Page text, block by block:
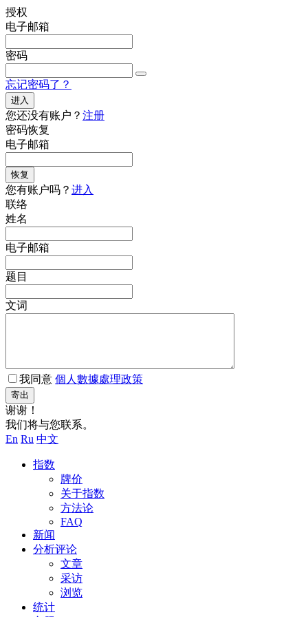
授权
电子邮箱
密码
忘记密码了？
进入
您还没有账户？ 注册
密码恢复
电子邮箱
恢复
您有账户吗？ 进入
联络
姓名
电子邮箱
题目
文词
我同意 個人數據處理政策
寄出
谢谢！
我们将与您联系。
En Ru 中文
指数
牌价
关于指数
方法论
FAQ
新闻
分析评论
文章
采访
浏览
统计